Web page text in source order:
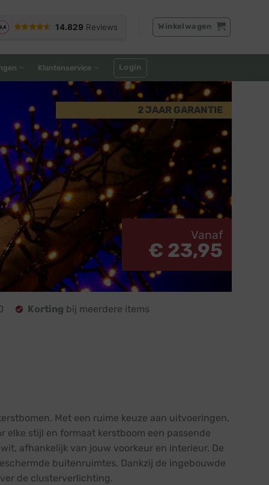
Winkelwagen
Klantenservice Login
2 JAAR GARANTIE
Vanaf
€ 23,95
Korting bij meerdere items
Met een ruime keuze aan uitvoeringen,
elke stijl en formaat kerstboom een passende
afhankelijk van jouw voorkeur en interieur. De
buitenruimtes. Dankzij de ingebouwde
de clusterverlichting.